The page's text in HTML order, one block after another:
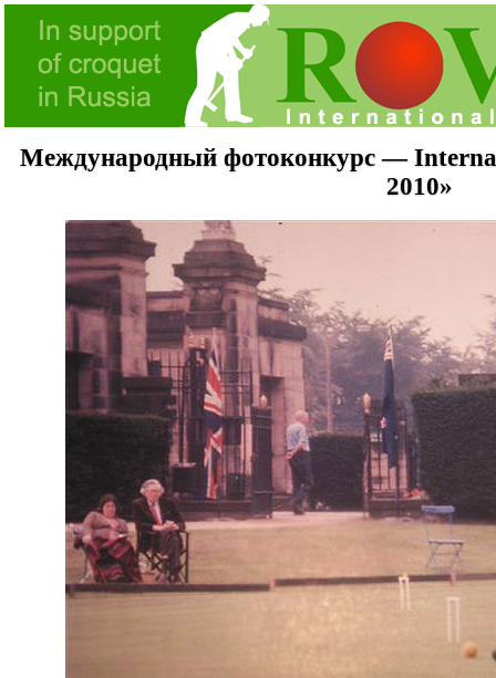
Международный фотоконкурс —
2010»